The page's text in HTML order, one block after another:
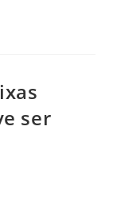
ser